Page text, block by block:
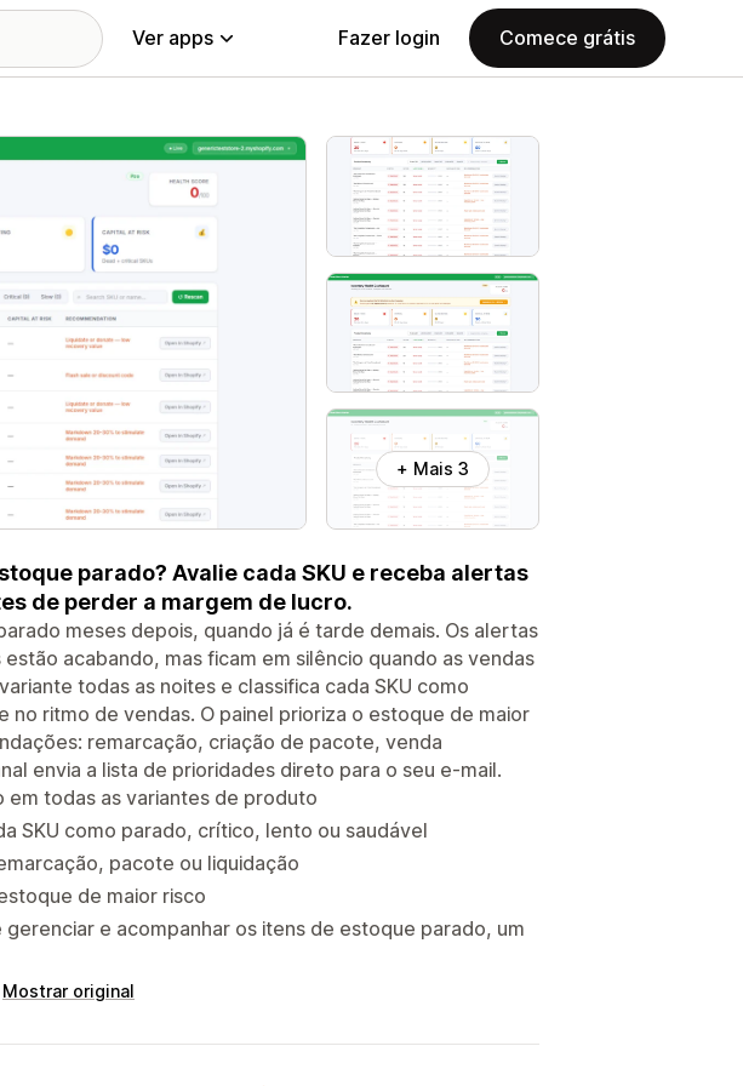
Ver apps Fazer login Comece grátis
+ Mais 3
parado? Avalie cada SKU e receba alertas
de perder a margem de lucro.
meses depois, quando já é tarde demais. Os alertas
acabando, mas ficam em silêncio quando as vendas
todas as noites e classifica cada SKU como
ritmo de vendas. O painel prioriza o estoque de maior
remarcação, criação de pacote, venda
envia a lista de prioridades direto para o seu e-mail.
todas as variantes de produto
SKU como parado, crítico, lento ou saudável
pacote ou liquidação
de maior risco
e acompanhar os itens de estoque parado, um
Mostrar original